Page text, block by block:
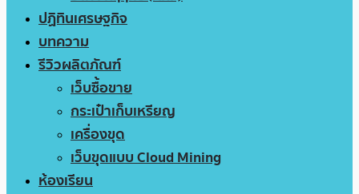
ปฏิทินเศรษฐกิจ
บทความ
รีวิวผลิตภัณฑ์
เว็บซื้อขาย
กระเป๋าเก็บเหรียญ
เครื่องขุด
เว็บขุดแบบ Cloud Mining
ห้องเรียน